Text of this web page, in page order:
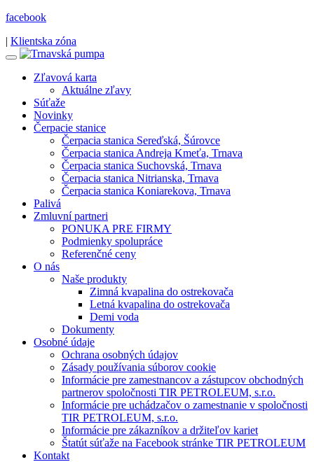
facebook
| Klientska zóna
Zľavová karta
Aktuálne zľavy
Súťaže
Novinky
Čerpacie stanice
Čerpacia stanica Sereďská, Šúrovce
Čerpacia stanica Andreja Kmeťa, Trnava
Čerpacia stanica Suchovská, Trnava
Čerpacia stanica Nitrianska, Trnava
Čerpacia stanica Koniarekova, Trnava
Palivá
Zmluvní partneri
PONUKA PRE FIRMY
Podmienky spolupráce
Referenčné ceny
O nás
Naše produkty
Zimná kvapalina do ostrekovača
Letná kvapalina do ostrekovača
Demi voda
Dokumenty
Osobné údaje
Ochrana osobných údajov
Zásady používania súborov cookie
Informácie pre zamestnancov a zástupcov obchodných
partnerov spoločnosti TIR PETROLEUM, s.r.o.
Informácie pre uchádzačov o zamestnanie v spoločnosti
TIR PETROLEUM, s.r.o.
Informácie pre zákazníkov a držiteľov kariet
Štatút súťaže na Facebook stránke TIR PETROLEUM
Kontakt